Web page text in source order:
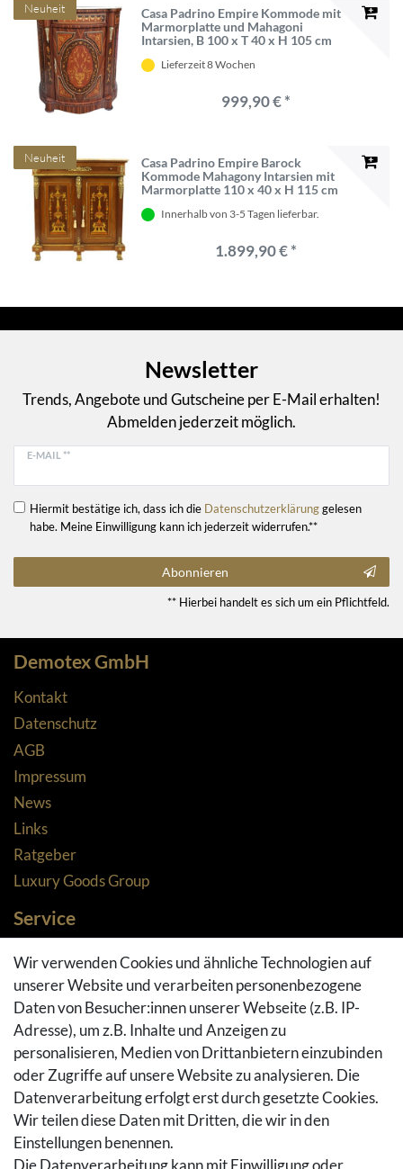
Neuheit
Casa Padrino Empire Kommode mit
Marmorplatte und Mahagoni
Intarsien, B 100 x T 40 x H 105 cm
Lieferzeit 8 Wochen
999,90 € *
Neuheit
Casa Padrino Empire Barock
Kommode Mahagony Intarsien mit
Marmorplatte 110 x 40 x H 115 cm
Innerhalb von 3-5 Tagen lieferbar.
1.899,90 € *
Newsletter
Trends, Angebote und Gutscheine per E-Mail erhalten!
Abmelden jederzeit möglich.
E-MAIL **
Hiermit bestätige ich, dass ich die Daten­schutz­erklärunggelesen
habe. Meine Einwilligung kann ich jederzeit widerrufen.**
Abonnieren
** Hierbei handelt es sich um ein Pflichtfeld.
Demotex GmbH
Kontakt
Datenschutz
AGB
Impressum
News
Links
Ratgeber
Luxury Goods Group
Service
Zahlungsarten
Versandarten & -kosten
Widerrufsrecht
Rückgaberecht
Vertrag widerrufen
Warenkorb
Hilfe
Social Media
Wir verwenden Cookies und ähnliche Technologien auf
unserer Website und verarbeiten personenbezogene
Daten von Besucher:innen unserer Webseite (z.B. IP-
Adresse), um z.B. Inhalte und Anzeigen zu
personalisieren, Medien von Drittanbietern einzubinden
oder Zugriffe auf unsere Website zu analysieren. Die
Datenverarbeitung erfolgt erst durch gesetzte Cookies.
Wir teilen diese Daten mit Dritten, die wir in den
Einstellungen benennen.
Die Datenverarbeitung kann mit Einwilligung oder